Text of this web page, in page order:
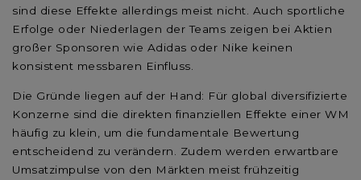
sind diese Effekte allerdings meist nicht. Auch sportliche
Erfolge oder Niederlagen der Teams zeigen bei Aktien
großer Sponsoren wie Adidas oder Nike keinen
konsistent messbaren Einfluss.
Die Gründe liegen auf der Hand: Für global diversifizierte
Konzerne sind die direkten finanziellen Effekte einer WM
häufig zu klein, um die fundamentale Bewertung
entscheidend zu verändern. Zudem werden erwartbare
Umsatzimpulse von den Märkten meist frühzeitig